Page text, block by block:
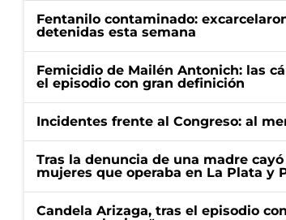
Fentanilo contaminado:
detenidas esta semana
Femicidio de Mailén Antonich: las
el episodio con gran definición
Incidentes frente al Congreso: al
Tras la denuncia de una madre
mujeres que operaba en La Plata y
Candela Arizaga, tras el episodio